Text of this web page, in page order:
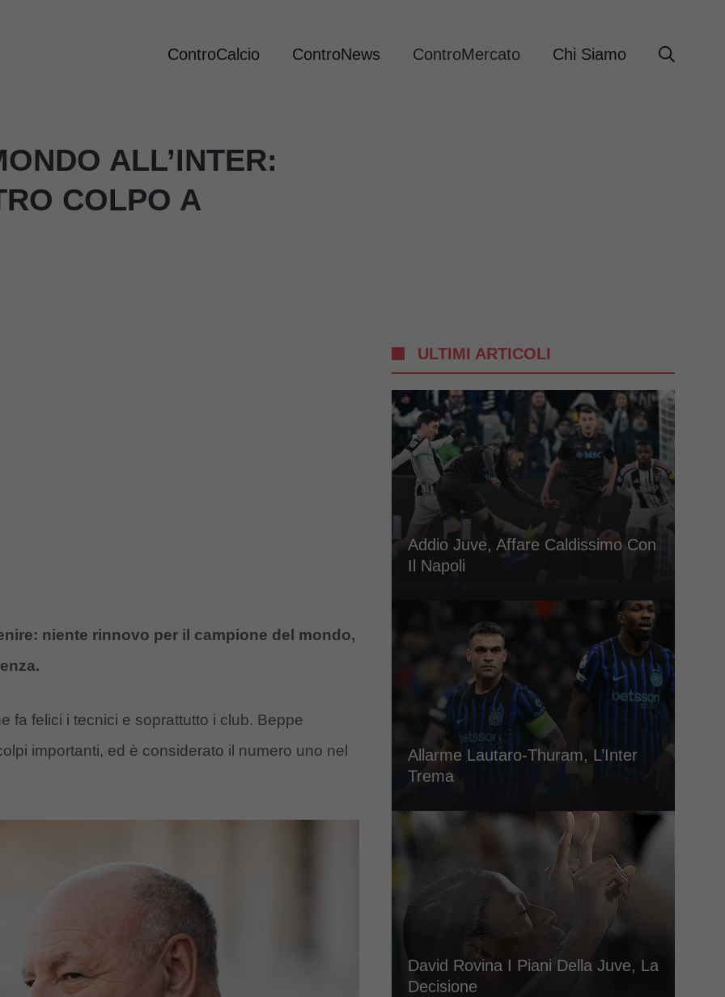
ControCalcio ControNews ControMercato Chi Siamo
ALL’INTER:
COLPO A
niente rinnovo per il campione del mondo,
fa felici i tecnici e soprattutto i club. Beppe
importanti, ed è considerato il numero uno nel
ULTIMI ARTICOLI
Addio Juve, Affare Caldissimo Con
Il Napoli
Allarme Lautaro-Thuram, L’Inter
Trema
David Rovina I Piani Della Juve, La
Decisione